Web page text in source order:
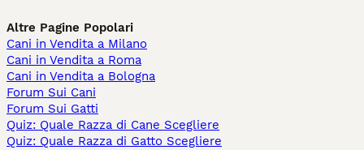
Altre Pagine Popolari
Cani in Vendita a Milano
Cani in Vendita a Roma
Cani in Vendita a Bologna
Forum Sui Cani
Forum Sui Gatti
Quiz: Quale Razza di Cane Scegliere
Quiz: Quale Razza di Gatto Scegliere